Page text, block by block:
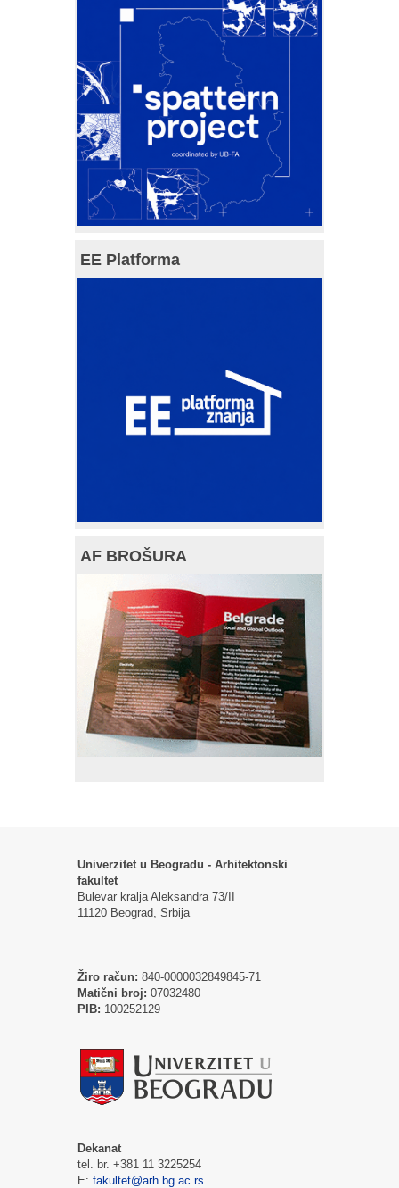
EE Platforma
AF BROŠURA
Univerzitet u Beogradu - Arhitektonski
fakultet
Bulevar kralja Aleksandra 73/II
11120 Beograd, Srbija
Žiro račun: 840-0000032849845-71
Matični broj: 07032480
PIB: 100252129
Dekanat
tel. br. +381 11 3225254
E: fakultet@arh.bg.ac.rs